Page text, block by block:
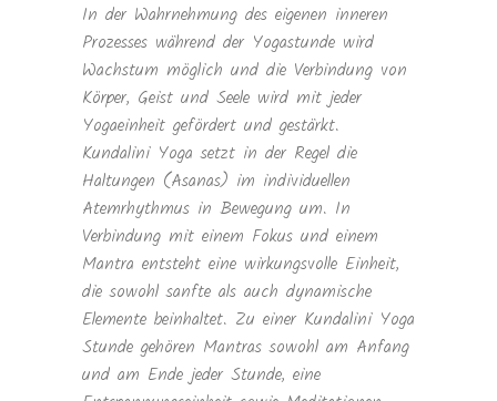
In der Wahrnehmung des eigenen inneren
Prozesses während der Yogastunde wird
Wachstum möglich und die Verbindung von
Körper, Geist und Seele wird mit jeder
Yogaeinheit gefördert und gestärkt.
Kundalini Yoga setzt in der Regel die
Haltungen (Asanas) im individuellen
Atemrhythmus in Bewegung um. In
Verbindung mit einem Fokus und einem
Mantra entsteht eine wirkungsvolle Einheit,
die sowohl sanfte als auch dynamische
Elemente beinhaltet. Zu einer Kundalini Yoga
Stunde gehören Mantras sowohl am Anfang
und am Ende jeder Stunde, eine